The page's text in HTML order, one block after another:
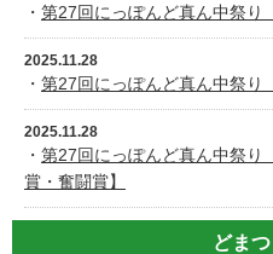
・ 第27回にっぽんど真ん中祭り
2025.11.28
・ 第27回にっぽんど真ん中祭り
2025.11.28
・ 第27回にっぽんど真ん中祭
賞・奮闘賞】
どま